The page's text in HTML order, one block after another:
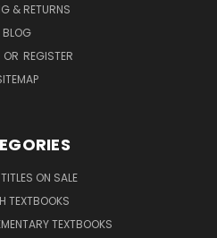
& RETURNS
BLOG
OR REGISTER
ON SALE
TEXTBOOKS
TEXTBOOKS